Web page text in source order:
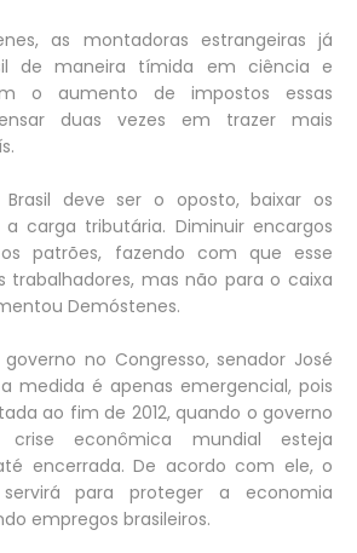
as montadoras estrangeiras já
de maneira tímida em ciência e
o aumento de impostos essas
duas vezes em trazer mais
deve ser o oposto, baixar os
carga tributária. Diminuir encargos
patrões, fazendo com que esse
trabalhadores, mas não para o caixa
Demóstenes.
no Congresso, senador José
medida é apenas emergencial, pois
ao fim de 2012, quando o governo
econômica mundial esteja
encerrada. De acordo com ele, o
para proteger a economia
empregos brasileiros.